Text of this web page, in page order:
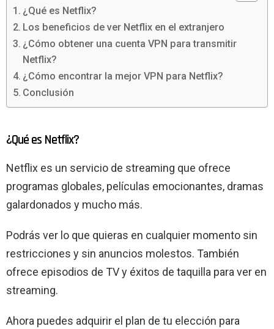
¿Qué es Netflix?
Los beneficios de ver Netflix en el extranjero
¿Cómo obtener una cuenta VPN para transmitir
Netflix?
¿Cómo encontrar la mejor VPN para Netflix?
Conclusión
¿Qué es Netflix?
Netflix es un servicio de streaming que ofrece
programas globales, películas emocionantes, dramas
galardonados y mucho más.
Podrás ver lo que quieras en cualquier momento sin
restricciones y sin anuncios molestos. También
ofrece episodios de TV y éxitos de taquilla para ver en
streaming.
Ahora puedes adquirir el plan de tu elección para